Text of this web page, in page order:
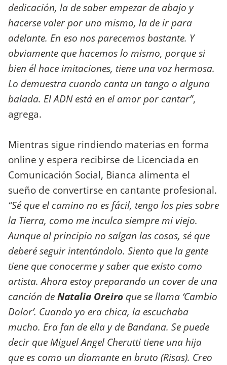
dedicación, la de saber empezar de abajo y
hacerse valer por uno mismo, la de ir para
adelante. En eso nos parecemos bastante. Y
obviamente que hacemos lo mismo, porque si
bien él hace imitaciones, tiene una voz hermosa.
Lo demuestra cuando canta un tango o alguna
balada. El ADN está en el amor por cantar”,
agrega.
Mientras sigue rindiendo materias en forma
online y espera recibirse de Licenciada en
Comunicación Social, Bianca alimenta el
sueño de convertirse en cantante profesional.
“Sé que el camino no es fácil, tengo los pies sobre
la Tierra, como me inculca siempre mi viejo.
Aunque al principio no salgan las cosas, sé que
deberé seguir intentándolo. Siento que la gente
tiene que conocerme y saber que existo como
artista. Ahora estoy preparando un cover de una
canción deNatalia Oreiro que se llama ‘Cambio
Dolor’. Cuando yo era chica, la escuchaba
mucho. Era fan de ella y de Bandana. Se puede
decir que Miguel Angel Cherutti tiene una hija
que es como un diamante en bruto (Risas). Creo